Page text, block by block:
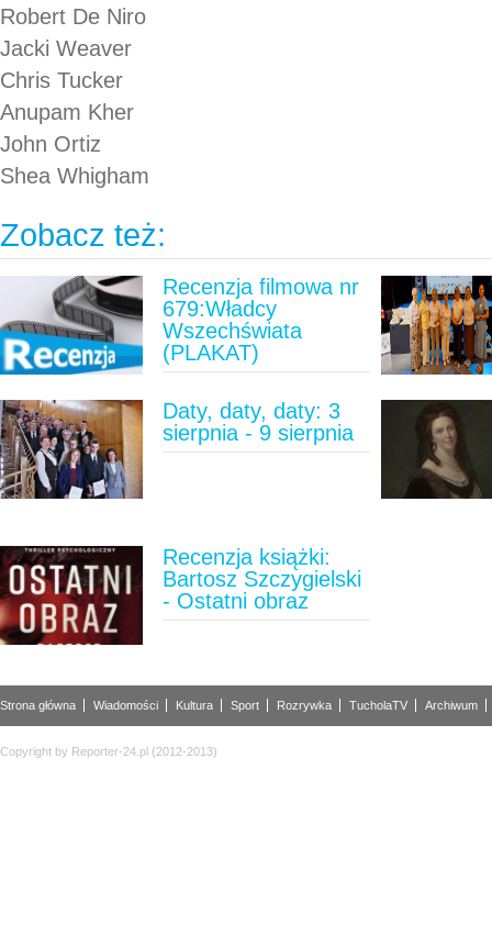
Robert De Niro
Jacki Weaver
Chris Tucker
Anupam Kher
John Ortiz
Shea Whigham
Zobacz też:
Recenzja filmowa nr
679:Władcy
Wszechświata
(PLAKAT)
Daty, daty, daty: 3
sierpnia - 9 sierpnia
Recenzja książki:
Bartosz Szczygielski
- Ostatni obraz
Strona główna Wiadomości Kultura Sport Rozrywka TucholaTV Archiwum
Copyright by Reporter-24.pl (2012-2013)